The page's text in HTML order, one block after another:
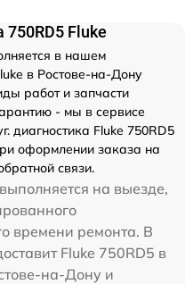
750RD5 Fluke
в нашем
в Ростове-на-Дону
работ и запчасти
- мы в сервисе
диагностика Fluke 750RD5
оформлении заказа на
связи.
выполняется на выезде,
времени ремонта. В
Fluke 750RD5 в
на-Дону и